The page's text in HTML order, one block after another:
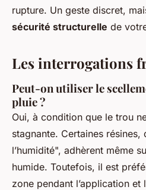
rupture. Un geste discret,
sécurité structurelle de
Les interrogations
Peut-on utiliser le
pluie ?
Oui, à condition que le trou
stagnante. Certaines résines,
l’humidité", adhèrent même
humide. Toutefois, il est
zone pendant l’application